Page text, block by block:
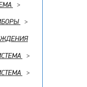
>
>
>
>